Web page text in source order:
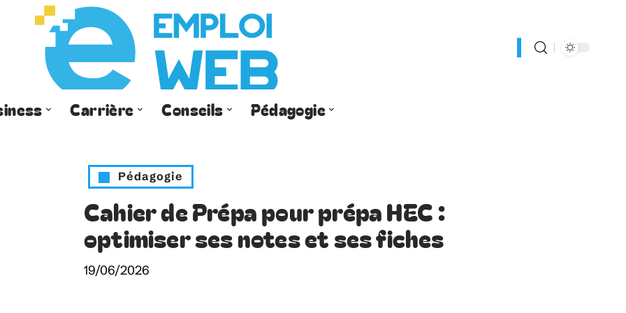
Carrière Conseils Pédagogie
Pédagogie
Cahier de Prépa pour prépa HEC :
optimiser ses notes et ses fiches
19/06/2026